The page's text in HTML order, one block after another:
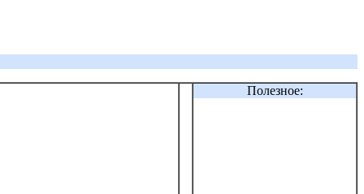
Полезное: